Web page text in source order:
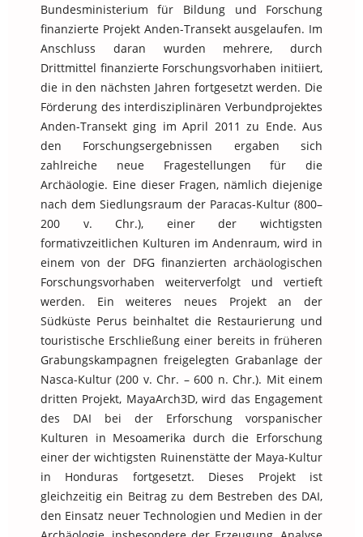
Bundesministerium für Bildung und Forschung
finanzierte Projekt Anden-Transekt ausgelaufen. Im
Anschluss daran wurden mehrere, durch
Drittmittel finanzierte Forschungsvorhaben initiiert,
die in den nächsten Jahren fortgesetzt werden. Die
Förderung des interdisziplinären Verbundprojektes
Anden-Transekt ging im April 2011 zu Ende. Aus
den Forschungsergebnissen ergaben sich
zahlreiche neue Fragestellungen für die
Archäologie. Eine dieser Fragen, nämlich diejenige
nach dem Siedlungsraum der Paracas-Kultur (800–
200 v. Chr.), einer der wichtigsten
formativzeitlichen Kulturen im Andenraum, wird in
einem von der DFG finanzierten archäologischen
Forschungsvorhaben weiterverfolgt und vertieft
werden. Ein weiteres neues Projekt an der
Südküste Perus beinhaltet die Restaurierung und
touristische Erschließung einer bereits in früheren
Grabungskampagnen freigelegten Grabanlage der
Nasca-Kultur (200 v. Chr. – 600 n. Chr.). Mit einem
dritten Projekt, MayaArch3D, wird das Engagement
des DAI bei der Erforschung vorspanischer
Kulturen in Mesoamerika durch die Erforschung
einer der wichtigsten Ruinenstätte der Maya-Kultur
in Honduras fortgesetzt. Dieses Projekt ist
gleichzeitig ein Beitrag zu dem Bestreben des DAI,
den Einsatz neuer Technologien und Medien in der